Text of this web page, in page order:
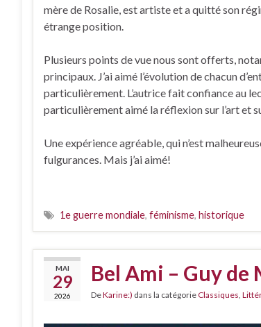
mère de Rosalie, est artiste et a quitté son
étrange position.
Plusieurs points de vue nous sont offerts,
principaux. J’ai aimé l’évolution de chacun
particulièrement. L’autrice fait confiance au
particulièrement aimé la réflexion sur l’art et
Une expérience agréable, qui n’est
fulgurances. Mais j’ai aimé!
1e guerre mondiale, féminisme, historique
MAI
29
2026
Bel Ami – Guy de
DeKarine:) dans la catégorie Classiques,